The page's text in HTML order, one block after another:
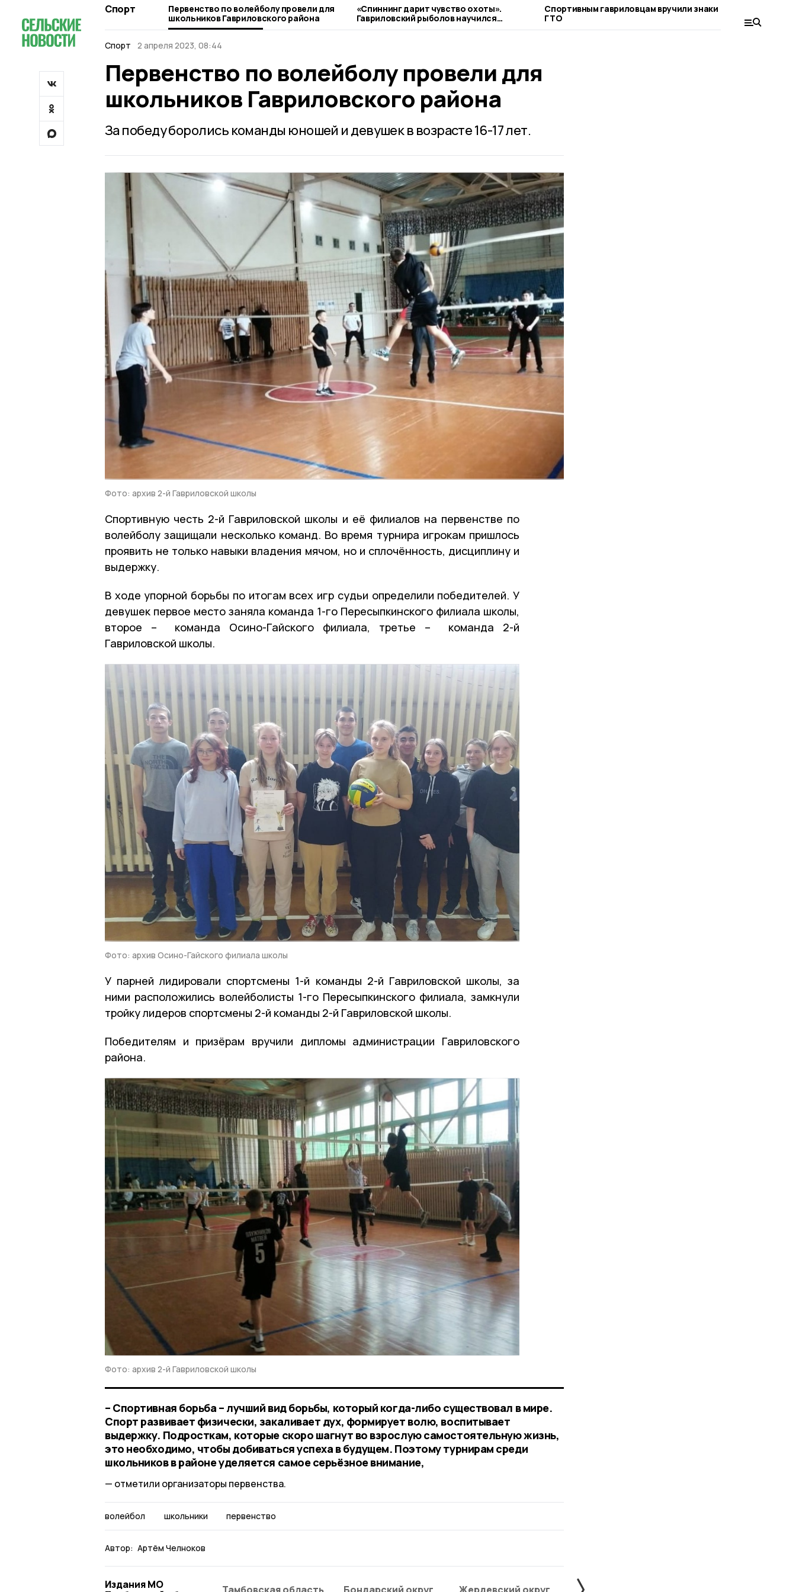
Спорт
Первенство по волейболу провели для
школьников Гавриловского района
«Спиннинг дарит чувство охоты».
Гавриловский рыболов научился
«читать» реку и привлекать добычу
Спортивным гавриловцам вручили знаки
ГТО
участвуют
Спорт 2 апреля 2023, 08:44
Первенство по волейболу провели для
школьников Гавриловского района
За победу боролись команды юношей и девушек в возрасте 16-17 лет.
Фото: архив 2-й Гавриловской школы
Спортивную честь 2-й Гавриловской школы и её филиалов на первенстве по
волейболу защищали несколько команд. Во время турнира игрокам пришлось
проявить не только навыки владения мячом, но и сплочённость, дисциплину и
выдержку.
В ходе упорной борьбы по итогам всех игр судьи определили победителей. У
девушек первое место заняла команда 1-го Пересыпкинского филиала школы,
второе – команда Осино-Гайского филиала, третье – команда 2-й
Гавриловской школы.
Фото: архив Осино-Гайского филиала школы
У парней лидировали спортсмены 1-й команды 2-й Гавриловской школы, за
ними расположились волейболисты 1-го Пересыпкинского филиала, замкнули
тройку лидеров спортсмены 2-й команды 2-й Гавриловской школы.
Победителям и призёрам вручили дипломы администрации Гавриловского
района.
Фото: архив 2-й Гавриловской школы
– Спортивная борьба – лучший вид борьбы, который когда-либо существовал в мире.
Спорт развивает физически, закаливает дух, формирует волю, воспитывает
выдержку. Подросткам, которые скоро шагнут во взрослую самостоятельную жизнь,
это необходимо, чтобы добиваться успеха в будущем. Поэтому турнирам среди
школьников в районе уделяется самое серьёзное внимание,
отметили организаторы первенства.
волейбол школьники первенство
Автор: Артём Челноков
Издания МО